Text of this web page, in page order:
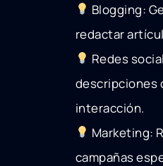
Blogging:
redactar
Redes
descripciones
interacción.
Marketing:
campañas